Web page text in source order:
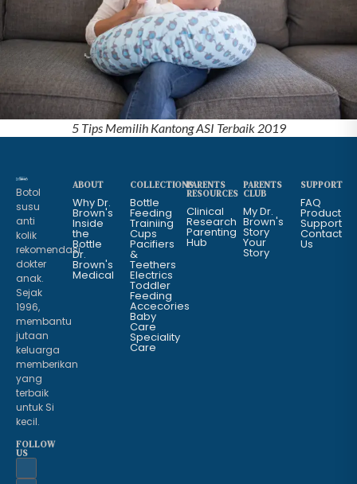
5 Tips Memilih Kantong ASI Terbaik 2019
Botol
susu
anti
kolik
rekomendasi
dokter
anak.
Sejak
1996,
membantu
jutaan
keluarga
memberikan
yang
terbaik
untuk Si
kecil.
FOLLOW
US
ABOUT
Why Dr.
Brown's
Inside
the
Bottle
Dr.
Brown's
Medical
COLLECTIONS
Bottle
Feeding
Trainiing
Cups
Pacifiers
&
Teethers
Electrics
Toddler
Feeding
Accecories
Baby
Care
Speciality
Care
PARENTS
RESOURCES
Clinical
Research
Parenting
Hub
PARENTS
CLUB
My Dr.
Brown's
Story
Your
Story
SUPPORT
FAQ
Product
Support
Contact
Us